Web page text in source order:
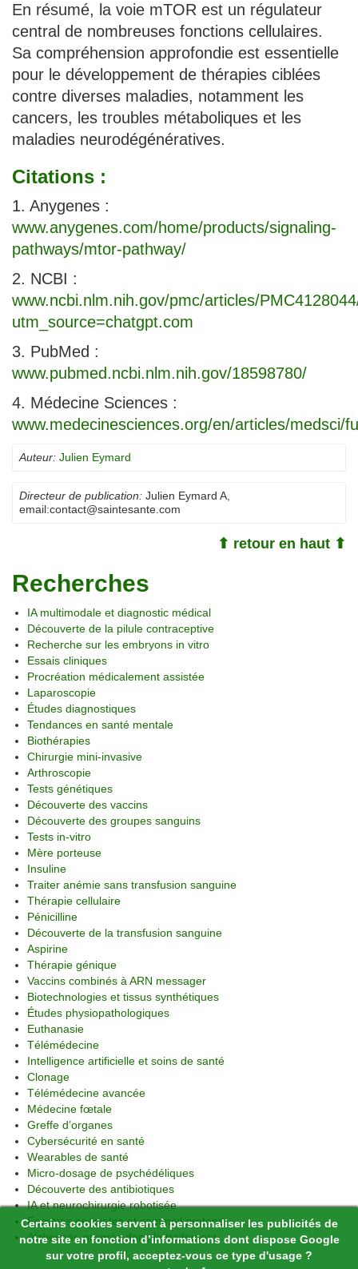
Certains cookies servent à personnaliser les publicités de
notre site en fonction d’informations dont dispose Google
sur votre profil, acceptez-vous ce type d'usage ?
En résumé, la voie mTOR est un régulateur
central de nombreuses fonctions cellulaires.
Sa compréhension approfondie est essentielle
pour le développement de thérapies ciblées
contre diverses maladies, notamment les
cancers, les troubles métaboliques et les
maladies neurodégénératives.
Citations :
1. Anygenes :
www.anygenes.com/home/products/signaling-
pathways/mtor-pathway/
2. NCBI :
www.ncbi.nlm.nih.gov/pmc/articles/
utm_source=chatgpt.com
3. PubMed :
www.pubmed.ncbi.nlm.nih.gov/18598780/
4. Médecine Sciences :
www.medecinesciences.org/en/articles/medsci/
Auteur: Julien Eymard
Directeur de publication: Julien Eymard A,
email:contact@saintesante.com
⬆ retour en haut ⬆
Recherches
IA multimodale et diagnostic médical
Découverte de la pilule contraceptive
Recherche sur les embryons in vitro
Essais cliniques
Procréation médicalement assistée
Laparoscopie
Études diagnostiques
Tendances en santé mentale
Biothérapies
Chirurgie mini-invasive
Arthroscopie
Tests génétiques
Découverte des vaccins
Découverte des groupes sanguins
Tests in-vitro
Mère porteuse
Insuline
Traiter anémie sans transfusion sanguine
Thérapie cellulaire
Pénicilline
Découverte de la transfusion sanguine
Aspirine
Thérapie génique
Vaccins combinés à ARN messager
Biotechnologies et tissus synthétiques
Études physiopathologiques
Euthanasie
Télémédecine
Intelligence artificielle et soins de santé
Clonage
Télémédecine avancée
Médecine fœtale
Greffe d’organes
Cybersécurité en santé
Wearables de santé
Micro-dosage de psychédéliques
Découverte des antibiotiques
IA et neurochirurgie robotisée
Femmes enceintes et sommeil profond
Alzheimer, progrès dans le traitement